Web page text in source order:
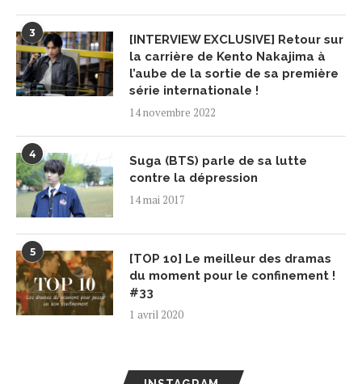
3
[INTERVIEW EXCLUSIVE] Retour sur
la carrière de Kento Nakajima à
l’aube de la sortie de sa première
série internationale !
14 novembre 2022
4
Suga (BTS) parle de sa lutte
contre la dépression
14 mai 2017
5
[TOP 10] Le meilleur des dramas
du moment pour le confinement !
#33
1 avril 2020